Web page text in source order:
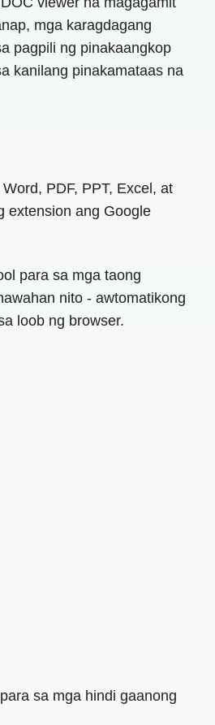
mga karagdagang
pagpili ng pinakaangkop
kanilang pinakamataas na
PDF, PPT, Excel, at
extension ang Google
para sa mga taong
nito - awtomatikong
loob ng browser.
sa mga hindi gaanong